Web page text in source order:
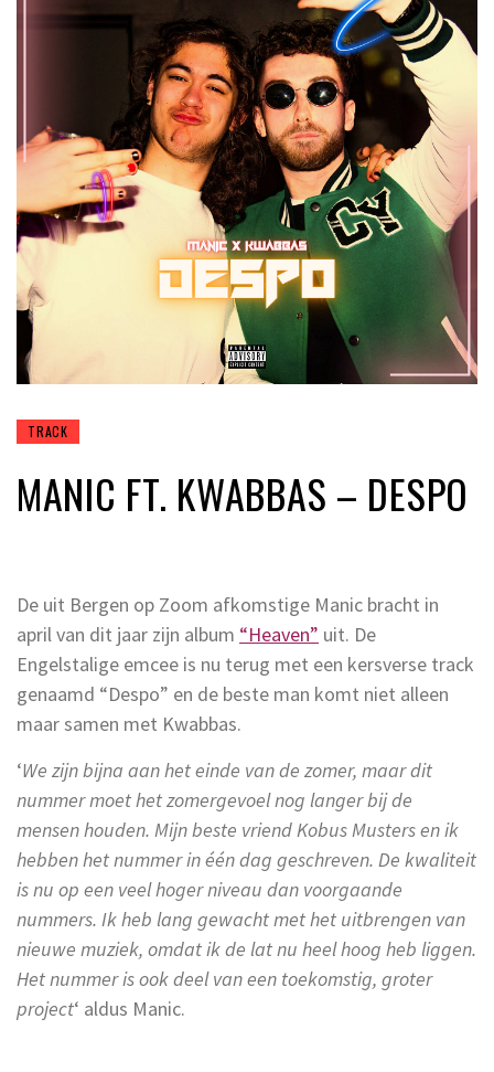
TRACK
MANIC FT. KWABBAS – DESPO
De uit Bergen op Zoom afkomstige Manic bracht in
april van dit jaar zijn album “Heaven” uit. De
Engelstalige emcee is nu terug met een kersverse track
genaamd “Despo” en de beste man komt niet alleen
maar samen met Kwabbas.
‘We zijn bijna aan het einde van de zomer, maar dit
nummer moet het zomergevoel nog langer bij de
mensen houden. Mijn beste vriend Kobus Musters en ik
hebben het nummer in één dag geschreven. De kwaliteit
is nu op een veel hoger niveau dan voorgaande
nummers. Ik heb lang gewacht met het uitbrengen van
nieuwe muziek, omdat ik de lat nu heel hoog heb liggen.
Het nummer is ook deel van een toekomstig, groter
project‘ aldus Manic.